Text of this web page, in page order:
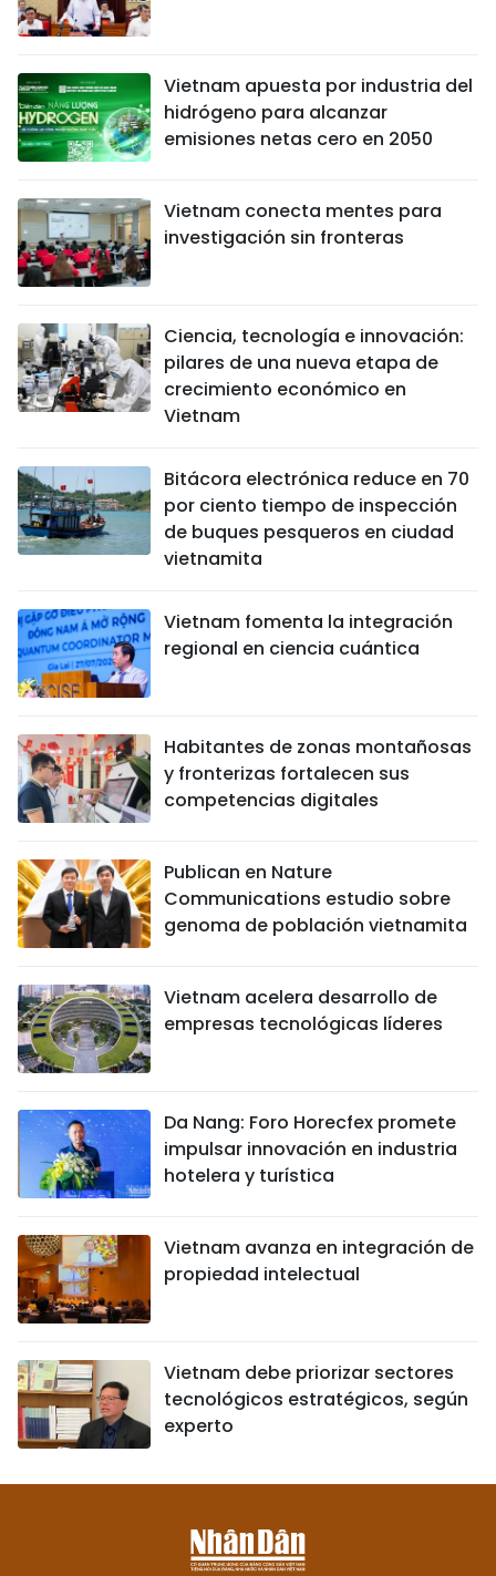
Vietnam apuesta por industria del
hidrógeno para alcanzar
emisiones netas cero en 2050
Vietnam conecta mentes para
investigación sin fronteras
Ciencia, tecnología e innovación:
pilares de una nueva etapa de
crecimiento económico en
Vietnam
Bitácora electrónica reduce en 70
por ciento tiempo de inspección
de buques pesqueros en ciudad
vietnamita
Vietnam fomenta la integración
regional en ciencia cuántica
Habitantes de zonas montañosas
y fronterizas fortalecen sus
competencias digitales
Publican en Nature
Communications estudio sobre
genoma de población vietnamita
Vietnam acelera desarrollo de
empresas tecnológicas líderes
Da Nang: Foro Horecfex promete
impulsar innovación en industria
hotelera y turística
Vietnam avanza en integración de
propiedad intelectual
Vietnam debe priorizar sectores
tecnológicos estratégicos, según
experto